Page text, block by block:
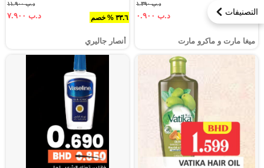
التصنيفات
٣٥.٣ % خصم
د.ب ١.٣٩٠
د.ب ٠.٩٠٠
ميغا مارت و ماكرو مارت
٣٣.٦ % خصم
د.ب ١١.٩٠٠
د.ب ٧.٩٠٠
أنصار جاليري